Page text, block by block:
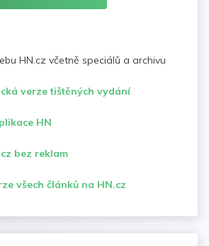
HN.cz včetně speciálů a archivu
verze tištěných vydání
HN
bez reklam
všech článků na HN.cz